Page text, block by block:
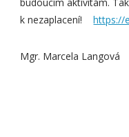
budoucím aktivitám.
k nezaplacení!https://
Mgr. Marcela Langová